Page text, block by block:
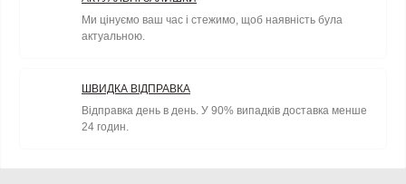
Ми цінуємо ваш час і стежимо, щоб наявність була
актуальною.
ШВИДКА ВІДПРАВКА
Відправка день в день. У 90% випадків доставка менше
24 годин.